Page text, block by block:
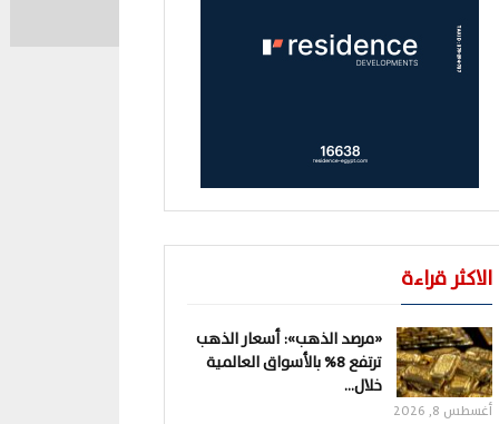
الاكثر قراءة
«مرصد الذهب»: أسعار الذهب
ترتفع 8% بالأسواق العالمية
خلال…
أغسطس 8, 2026